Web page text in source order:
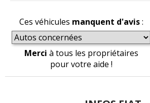
Ces véhicules manquent d'avis:
Merci à tous les propriétaires
pour votre aide !